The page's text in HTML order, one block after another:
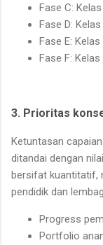
Fase C:
Fase D:
Fase E: Kelas
Fase F:
3. Prioritas
Ketuntasan
ditandai dengan
bersifat kuantitatif,
pendidik dan
Progress
Portfolio